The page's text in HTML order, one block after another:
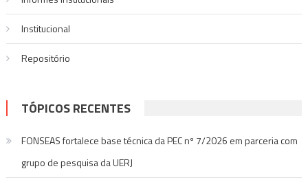
Institucional
Repositório
TÓPICOS RECENTES
FONSEAS fortalece base técnica da PEC nº 7/2026 em parceria com
grupo de pesquisa da UERJ